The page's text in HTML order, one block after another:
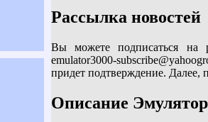
Рассылка новостей
Вы можете подписаться на
emulator3000-
придет подтверждение.
Описание